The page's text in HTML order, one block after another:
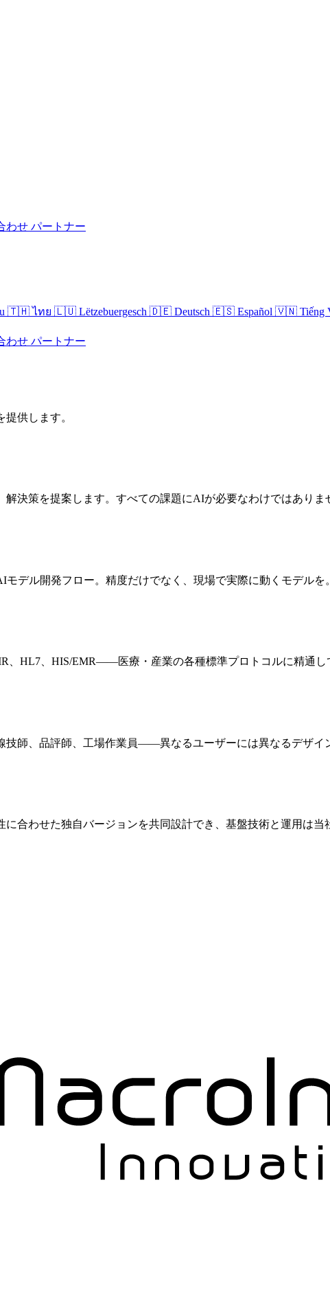
わせ パートナー
🇹🇭 ไทย 🇱🇺 Lëtzebuergesch 🇩🇪 Deutsch 🇪🇸 Español 🇻🇳 Tiếng
わせ パートナー
供します。
決策を提案します。すべての課題にAIが必要なわけではあり
デル開発フロー。精度だけでなく、現場で実際に動くモデルを
、HL7、HIS/EMR——医療・産業の各種標準プロトコルに精通し
技師、品評師、工場作業員——異なるユーザーには異なるデザイ
に合わせた独自バージョンを共同設計でき、基盤技術と運用は当